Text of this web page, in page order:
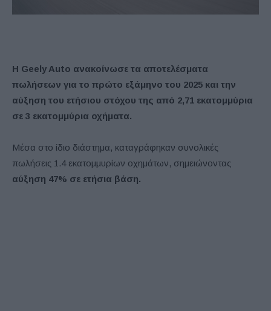
Η Geely Auto ανακοίνωσε τα αποτελέσματα
πωλήσεων για το πρώτο εξάμηνο του 2025 και την
αύξηση του ετήσιου στόχου της από 2,71 εκατομμύρια
σε 3 εκατομμύρια οχήματα.
Μέσα στο ίδιο διάστημα, καταγράφηκαν συνολικές
πωλήσεις 1.4 εκατομμυρίων οχημάτων, σημειώνοντας
αύξηση 47% σε ετήσια βάση.